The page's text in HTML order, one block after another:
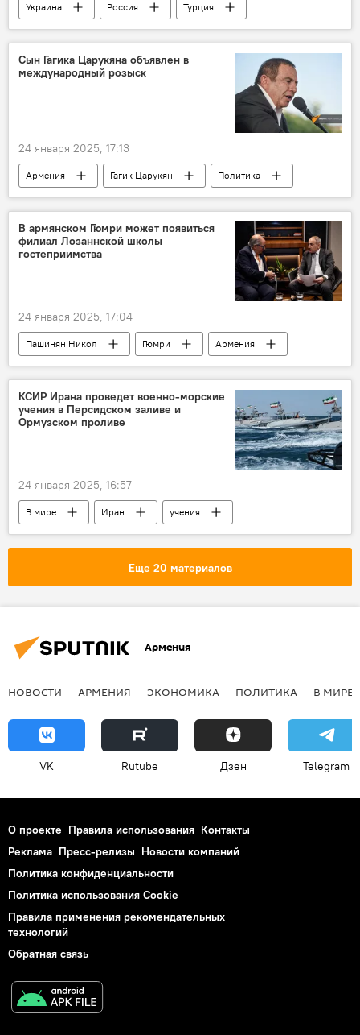
Украина Россия
Турция
МИД
Сын Гагика Царукяна объявлен в
международный розыск
24 января 2025, 17:13
Армения Гагик Царукян
Политика
Новости Армения
розыск
В армянском Гюмри может появиться
филиал Лозаннской школы
гостеприимства
24 января 2025, 17:04
Пашинян Никол Гюмри
Армения
Новости Армения
инвестиции
КСИР Ирана проведет военно-морские
учения в Персидском заливе и
Ормузском проливе
24 января 2025, 16:57
В мире Иран
учения
Персидский залив
Еще 20 материалов
Армения
НОВОСТИ АРМЕНИЯ ЭКОНОМИКА ПОЛИТИКА В МИРЕ
VK Rutube Дзен Telegram
О проекте Правила использования Контакты
Реклама Пресс-релизы Новости компаний
Политика конфиденциальности
Политика использования Cookie
Правила применения рекомендательных
технологий
Обратная связь